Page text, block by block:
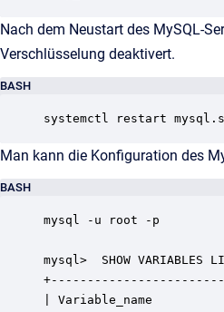
Nach dem Neustart des MySQL-
Verschlüsselung deaktivert.
BASH
systemctl restart
Man kann die Konfiguration des
BASH
mysql -u root -p
mysql>  SHOW VARIABLES
| Variable_name